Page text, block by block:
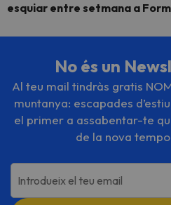
esquiar entre setmana a
No és un
Al teu mail tindràs gratis
muntanya: escapades
el primer a assabentar-te
de la nova
Introdueix el teu email